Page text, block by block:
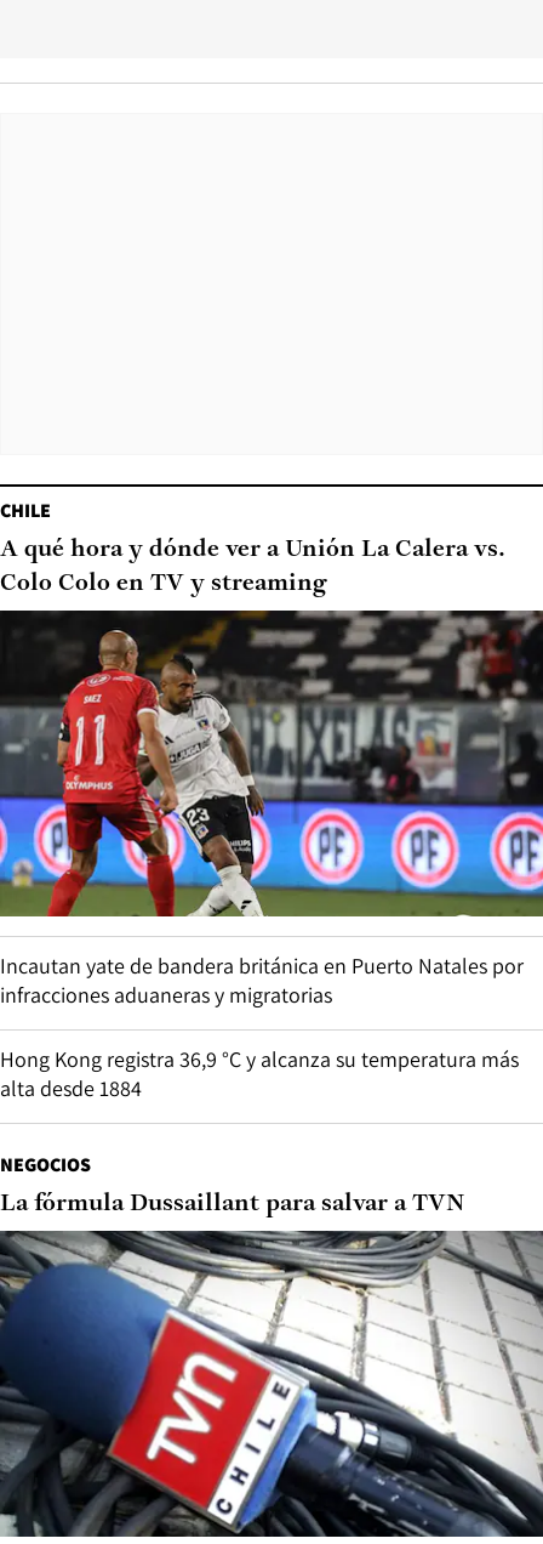
CHILE
A qué hora y dónde ver a Unión La Calera vs.
Colo Colo en TV y streaming
Incautan yate de bandera británica en Puerto Natales por
infracciones aduaneras y migratorias
Hong Kong registra 36,9 °C y alcanza su temperatura más
alta desde 1884
NEGOCIOS
La fórmula Dussaillant para salvar a TVN